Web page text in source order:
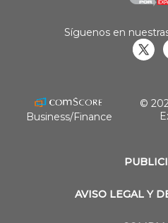
AVISO LEGAL Y
Síguenos en
Business/Finance
©